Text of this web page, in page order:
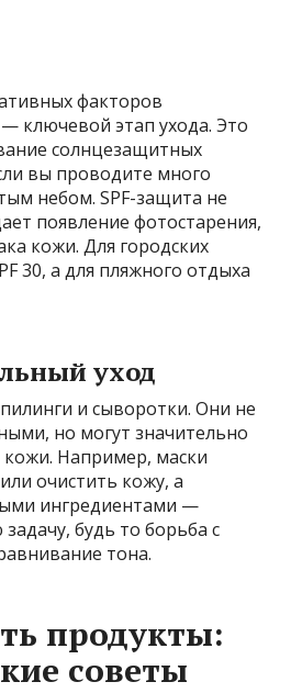
факторов
ключевой этап ухода. Это
солнцезащитных
вы проводите много
небом. SPF-защита не
появление фотостарения,
кожи. Для городских
30, а для пляжного отдыха
уход
и сыворотки. Они не
но могут значительно
кожи. Например, маски
очистить кожу, а
ингредиентами —
будь то борьба с
тона.
продукты:
советы